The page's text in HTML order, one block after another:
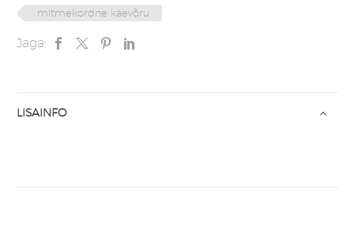
mitmekordne käevõru
Jaga:
LISAINFO